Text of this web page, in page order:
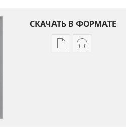
СКАЧАТЬ В ФОРМАТЕ
ВариантыВарианты